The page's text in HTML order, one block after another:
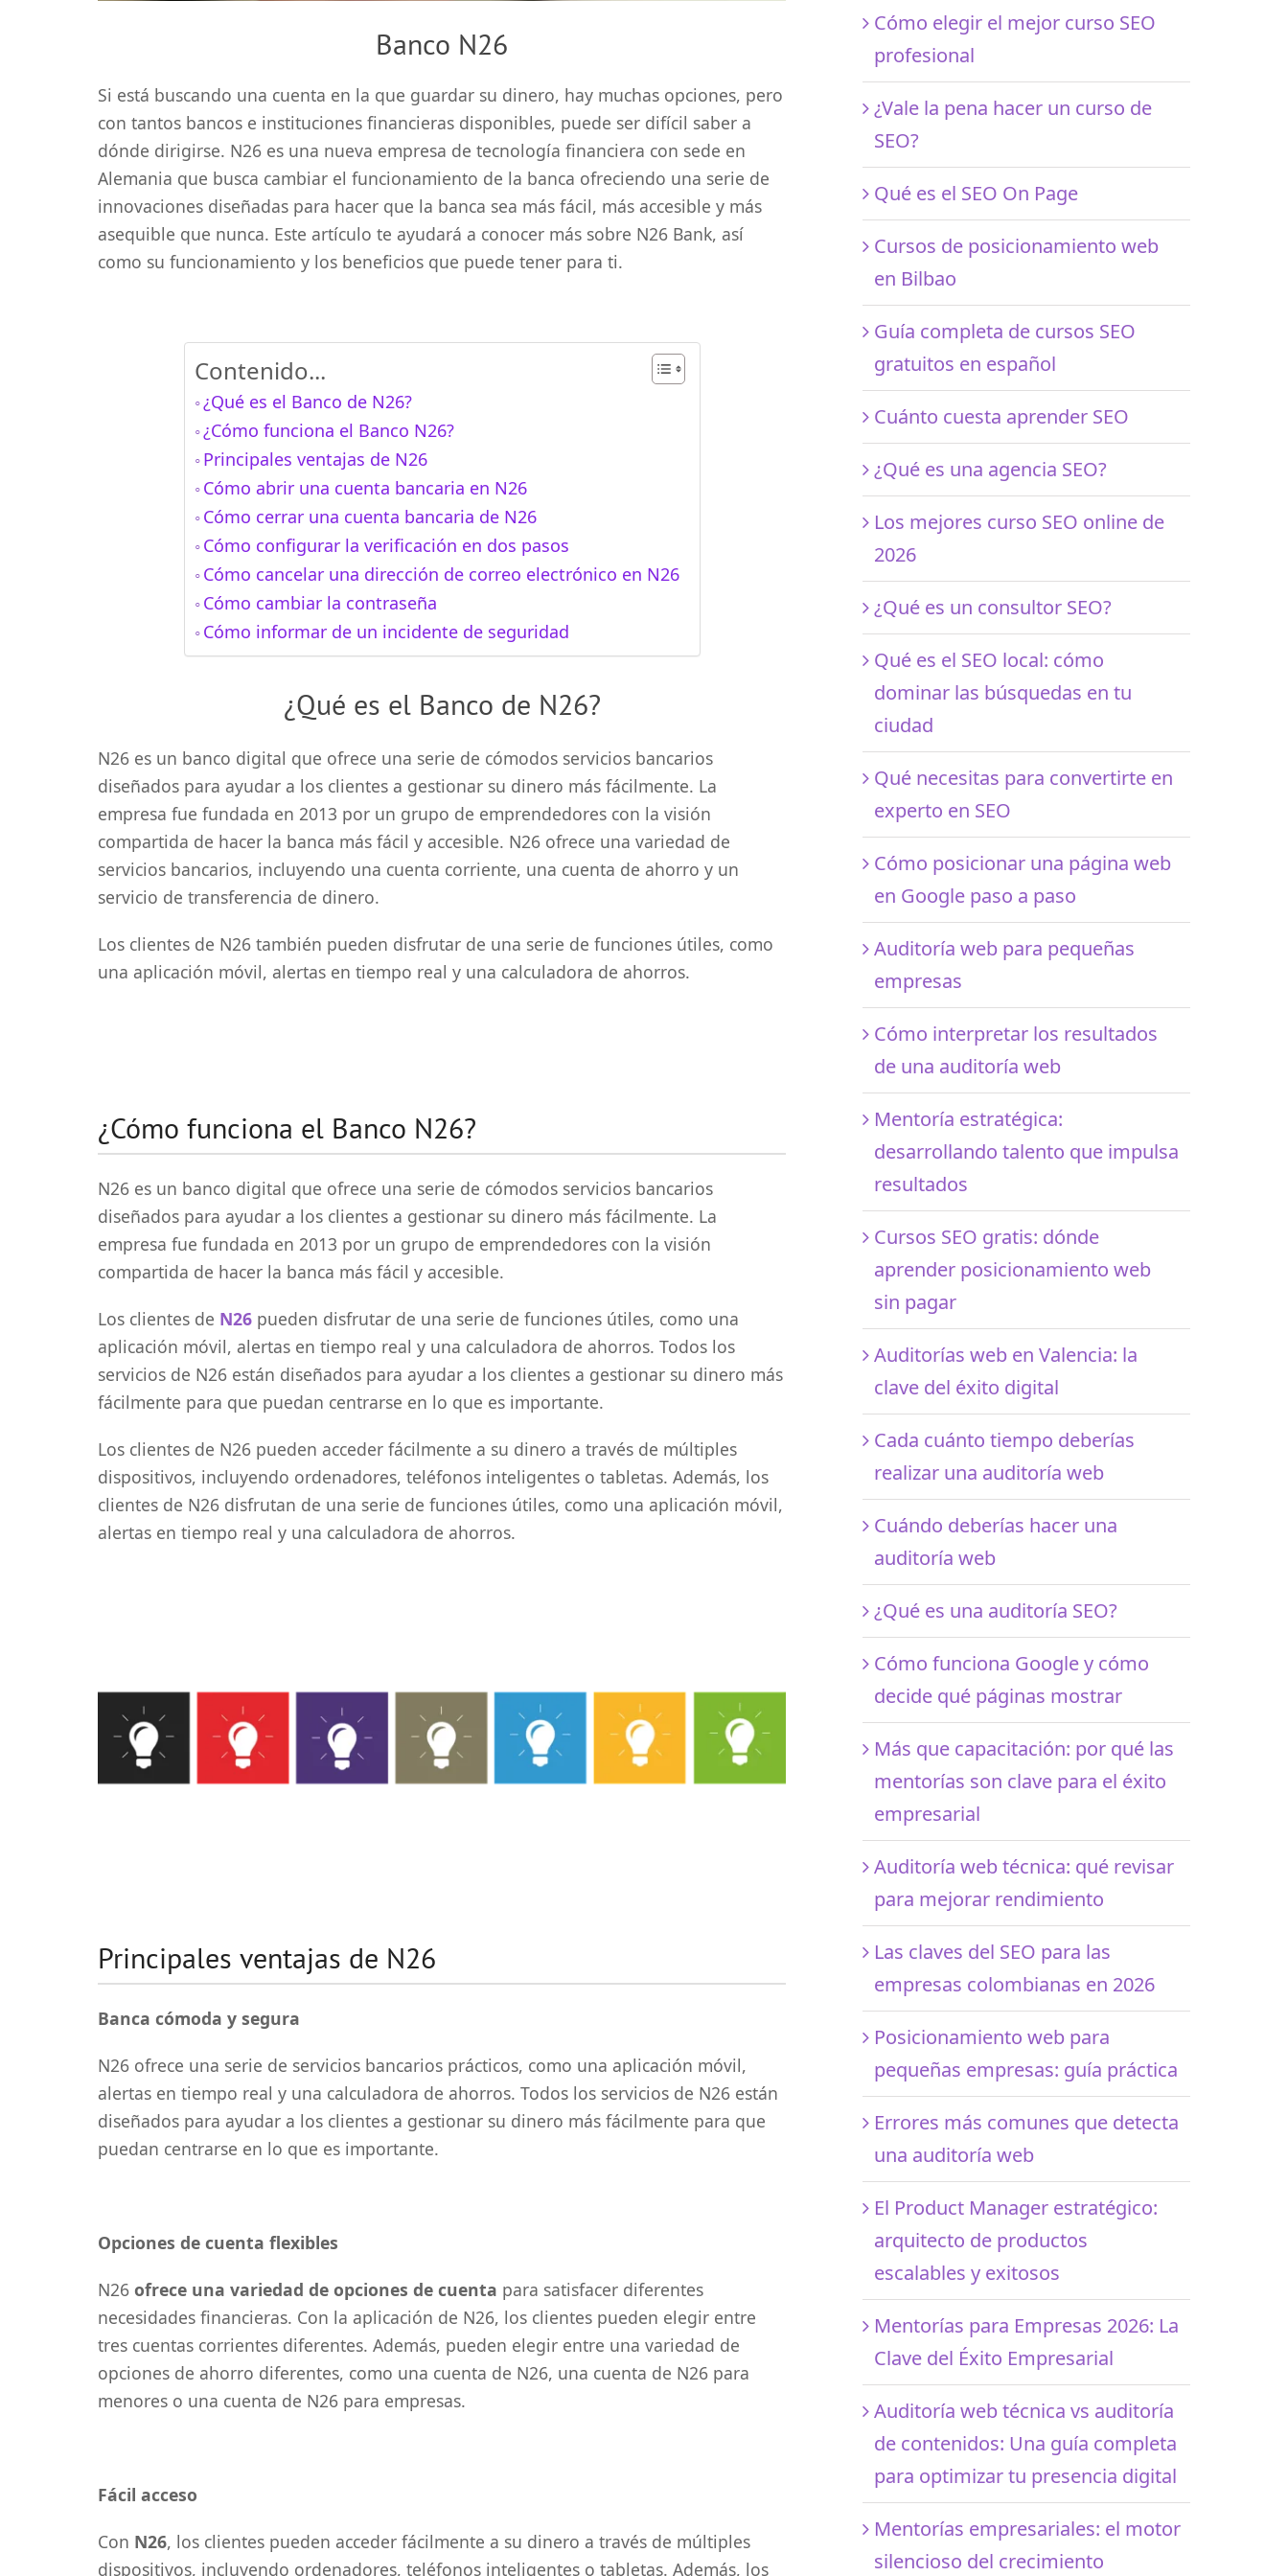
Banco N26
Si está buscando una cuenta en la que guardar su dinero, hay muchas opciones, pero
con tantos bancos e instituciones financieras disponibles, puede ser difícil saber a
dónde dirigirse. N26 es una nueva empresa de tecnología financiera con sede en
Alemania que busca cambiar el funcionamiento de la banca ofreciendo una serie de
innovaciones diseñadas para hacer que la banca sea más fácil, más accesible y más
asequible que nunca. Este artículo te ayudará a conocer más sobre N26 Bank, así
como su funcionamiento y los beneficios que puede tener para ti.
Contenido...
¿Qué es el Banco de N26?
¿Cómo funciona el Banco N26?
Principales ventajas de N26
Cómo abrir una cuenta bancaria en N26
Cómo cerrar una cuenta bancaria de N26
Cómo configurar la verificación en dos pasos
Cómo cancelar una dirección de correo electrónico en N26
Cómo cambiar la contraseña
Cómo informar de un incidente de seguridad
¿Qué es el Banco de N26?
N26 es un banco digital que ofrece una serie de cómodos servicios bancarios
diseñados para ayudar a los clientes a gestionar su dinero más fácilmente. La
empresa fue fundada en 2013 por un grupo de emprendedores con la visión
compartida de hacer la banca más fácil y accesible. N26 ofrece una variedad de
servicios bancarios, incluyendo una cuenta corriente, una cuenta de ahorro y un
servicio de transferencia de dinero.
Los clientes de N26 también pueden disfrutar de una serie de funciones útiles, como
una aplicación móvil, alertas en tiempo real y una calculadora de ahorros.
¿Cómo funciona el Banco N26?
N26 es un banco digital que ofrece una serie de cómodos servicios bancarios
diseñados para ayudar a los clientes a gestionar su dinero más fácilmente. La
empresa fue fundada en 2013 por un grupo de emprendedores con la visión
compartida de hacer la banca más fácil y accesible.
Los clientes de N26 pueden disfrutar de una serie de funciones útiles, como una
aplicación móvil, alertas en tiempo real y una calculadora de ahorros. Todos los
servicios de N26 están diseñados para ayudar a los clientes a gestionar su dinero más
fácilmente para que puedan centrarse en lo que es importante.
Los clientes de N26 pueden acceder fácilmente a su dinero a través de múltiples
dispositivos, incluyendo ordenadores, teléfonos inteligentes o tabletas. Además, los
clientes de N26 disfrutan de una serie de funciones útiles, como una aplicación móvil,
alertas en tiempo real y una calculadora de ahorros.
Principales ventajas de N26
Banca cómoda y segura
N26 ofrece una serie de servicios bancarios prácticos, como una aplicación móvil,
alertas en tiempo real y una calculadora de ahorros. Todos los servicios de N26 están
diseñados para ayudar a los clientes a gestionar su dinero más fácilmente para que
puedan centrarse en lo que es importante.
Opciones de cuenta flexibles
N26 ofrece una variedad de opciones de cuenta para satisfacer diferentes
necesidades financieras. Con la aplicación de N26, los clientes pueden elegir entre
tres cuentas corrientes diferentes. Además, pueden elegir entre una variedad de
opciones de ahorro diferentes, como una cuenta de N26, una cuenta de N26 para
menores o una cuenta de N26 para empresas.
Fácil acceso
Con N26, los clientes pueden acceder fácilmente a su dinero a través de múltiples
dispositivos, incluyendo ordenadores, teléfonos inteligentes o tabletas. Además, los
Cómo elegir el mejor curso SEO
profesional
¿Vale la pena hacer un curso de
SEO?
Qué es el SEO On Page
Cursos de posicionamiento web
en Bilbao
Guía completa de cursos SEO
gratuitos en español
Cuánto cuesta aprender SEO
¿Qué es una agencia SEO?
Los mejores curso SEO online de
2026
¿Qué es un consultor SEO?
Qué es el SEO local: cómo
dominar las búsquedas en tu
ciudad
Qué necesitas para convertirte en
experto en SEO
Cómo posicionar una página web
en Google paso a paso
Auditoría web para pequeñas
empresas
Cómo interpretar los resultados
de una auditoría web
Mentoría estratégica:
desarrollando talento que impulsa
resultados
Cursos SEO gratis: dónde
aprender posicionamiento web
sin pagar
Auditorías web en Valencia: la
clave del éxito digital
Cada cuánto tiempo deberías
realizar una auditoría web
Cuándo deberías hacer una
auditoría web
¿Qué es una auditoría SEO?
Cómo funciona Google y cómo
decide qué páginas mostrar
Más que capacitación: por qué las
mentorías son clave para el éxito
empresarial
Auditoría web técnica: qué revisar
para mejorar rendimiento
Las claves del SEO para las
empresas colombianas en 2026
Posicionamiento web para
pequeñas empresas: guía práctica
Errores más comunes que detecta
una auditoría web
El Product Manager estratégico:
arquitecto de productos
escalables y exitosos
Mentorías para Empresas 2026: La
Clave del Éxito Empresarial
Auditoría web técnica vs auditoría
de contenidos: Una guía completa
para optimizar tu presencia digital
Mentorías empresariales: el motor
silencioso del crecimiento